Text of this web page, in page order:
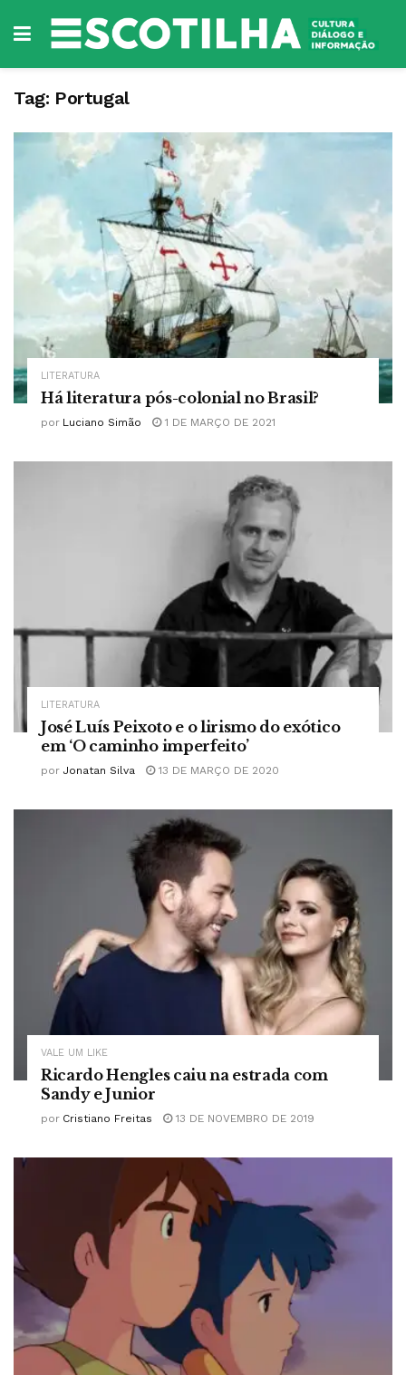
Tag: Portugal
LITERATURA
Há literatura pós-colonial no Brasil?
por Luciano Simão 1 DE MARÇO DE 2021
LITERATURA
José Luís Peixoto e o lirismo do exótico
em ‘O caminho imperfeito’
por Jonatan Silva 13 DE MARÇO DE 2020
VALE UM LIKE
Ricardo Hengles caiu na estrada com
Sandy e Junior
por Cristiano Freitas 13 DE NOVEMBRO DE 2019